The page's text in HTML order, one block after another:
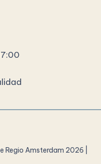
Amsterdam 2026 |